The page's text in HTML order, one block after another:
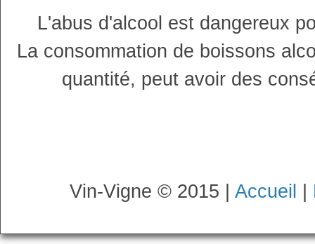
L'abus d'alcool est dangereux
La consommation de boissons
quantité, peut avoir des
Vin-Vigne © 2015 | Accueil